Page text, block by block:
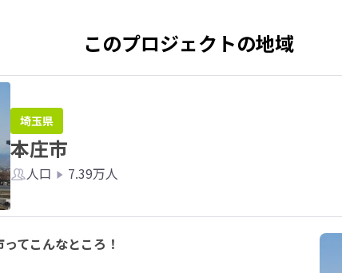
このプロジェクトの地域
埼玉県
本庄市
人口 7.39万人
てこんなところ！